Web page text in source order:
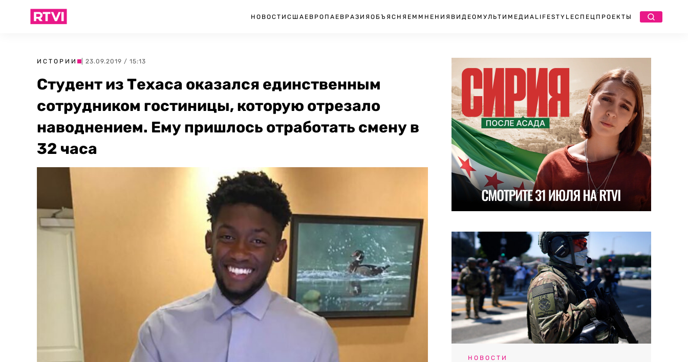
НОВОСТИ США ЕВРОПА ЕВРАЗИЯ ОБЪЯСНЯЕМ МНЕНИЯ ВИДЕО МУЛЬТИМЕДИА LIFESTYLEСПЕЦПРОЕКТЫ
ИСТОРИИ | 23.09.2019 / 15:13
Студент из Техаса оказался единственным
сотрудником гостиницы, которую отрезало
наводнением. Ему пришлось отработать смену в
32 часа
НОВОСТИ